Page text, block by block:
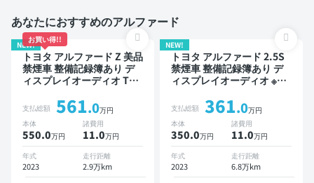
あなたにおすすめのアルファード
NEW!
お買い得!!
トヨタ アルファード Z 美品
禁煙車 整備記録簿あり デ
ィスプレイオーディオ TV
ポットモニター デジタルイ
ンナーミラー オートクルー
ズ 3列シート スマートキー
ETC サンルーフ 電動バッ
クドア バックモニター 全
方位カメラ ドライブレコー
ダー 衝突軽減 両側電動ス
支払総額 561.0万円
本体
550.0万円
諸費用
11.0万円
年式
2023
走行距離
2.9万km
NEW!
トヨタ アルファード 2.5S
禁煙車 整備記録簿あり デ
ィスプレイオーディオ ※ナ
ター ブラインドスポットモ
ニター デジタルインナーミ
ラー オートクルーズ 3列シ
ート スマートキー ETC サ
ンルーフ バックモニター
ドライブレコーダー 衝突軽
減 両側電動スライドドア 7
支払総額 361.0万円
本体
350.0万円
諸費用
11.0万円
年式
2023
走行距離
6.8万km